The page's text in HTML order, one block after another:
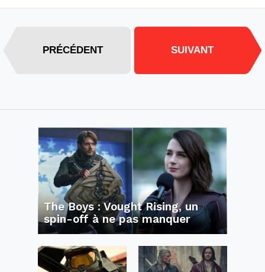
PRÉCÉDENT SUIVANT
The Boys : Vought Rising, un
spin-off à ne pas manquer